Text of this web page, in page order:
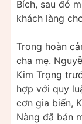
Bích, sau đó
khách làng
Trong hoàn
cha mẹ.
Kim Trọng
hợp với quy
cơn gia biến,
Nàng đã bán